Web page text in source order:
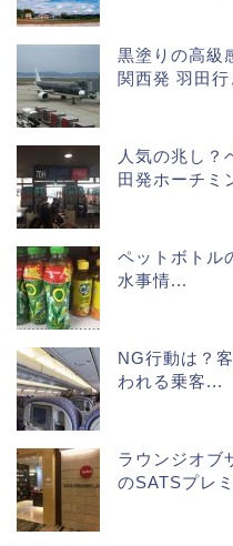
黒塗りの高級
関西発 羽田
人気の兆し？
田発ホーチミ
ペットボトル
水事情...
NG行動は？
われる乗客...
ラウンジオブ
のSATSプレ